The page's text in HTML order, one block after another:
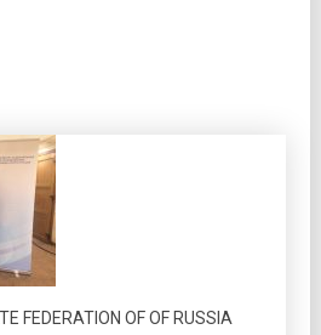
FEDERATION OF OF RUSSIA